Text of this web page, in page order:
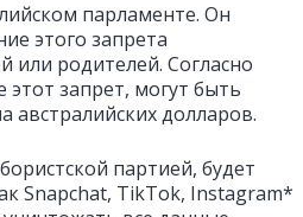
парламенте. Он
этого запрета
или родителей. Согласно
запрет, могут быть
долларов.
партией, будет
Snapchat, TikTok, Instagram*